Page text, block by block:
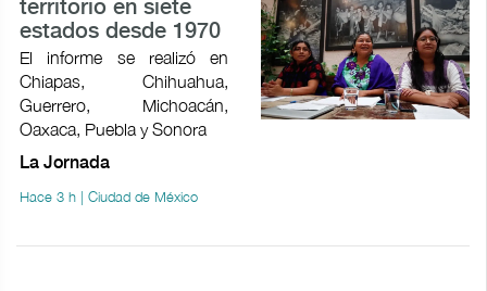
territorio en siete
estados desde 1970
El informe se realizó en
Chiapas, Chihuahua,
Guerrero, Michoacán,
Oaxaca, Puebla y Sonora
La Jornada
Hace 3 h | Ciudad de México